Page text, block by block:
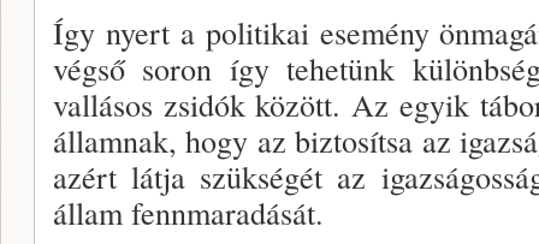
Így nyert a politikai esemény
végső soron így tehetünk
vallásos zsidók kö­zött. Az egyik
államnak, hogy az biztosítsa az
azért látja szükségét az
állam fenn­maradását.